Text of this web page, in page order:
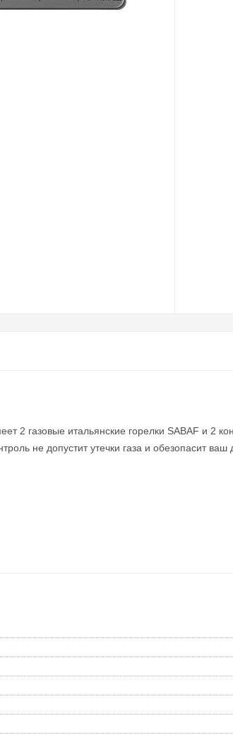
2 газовые итальянские горелки SABAF и 2
не допустит утечки газа и обезопасит ваш